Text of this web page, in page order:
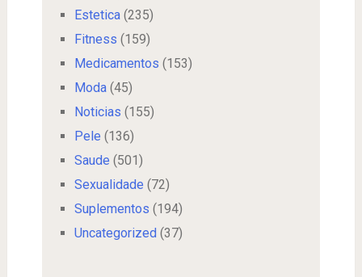
Estetica(235)
Fitness (159)
Medicamentos (153)
Moda(45)
Noticias (155)
Pele (136)
Saude (501)
Sexualidade (72)
Suplementos (194)
Uncategorized (37)